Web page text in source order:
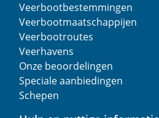
Veerbootbestemmingen
Veerbootmaatschappijen
Veerbootroutes
Veerhavens
Onze beoordelingen
Speciale aanbiedingen
Schepen